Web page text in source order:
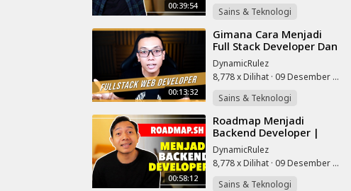
00:39:54
Sains & Teknologi
00:13:32
⁣Gimana Cara Menjadi
Full Stack Developer Dan
Apa Aja Keuntungannya?
DynamicRulez
8,778 x Dilihat · 09 Desember 2022
Sains & Teknologi
00:58:12
⁣Roadmap Menjadi
Backend Developer |
Roadmap.sh
DynamicRulez
8,778 x Dilihat · 09 Desember 2022
Sains & Teknologi